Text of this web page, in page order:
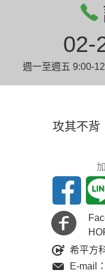
02-
週一至週五 9:00-
攻其不背
希平方
E-mail